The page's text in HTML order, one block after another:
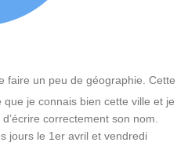
faire un peu de géographie. Cette
que je connais bien cette ville et je
correctement son nom.
jours le 1er avril et vendredi